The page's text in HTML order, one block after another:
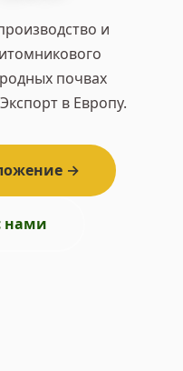
и
почвах
в Европу.
→
нами